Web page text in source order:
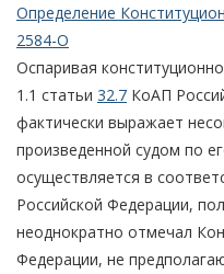
Определение
2584-О
Оспаривая
1.1 статьи 32.7 КоАП
фактически выражает
произведенной судом по
осуществляется в
Российской Федерации,
неоднократно отмечал
Федерации, не